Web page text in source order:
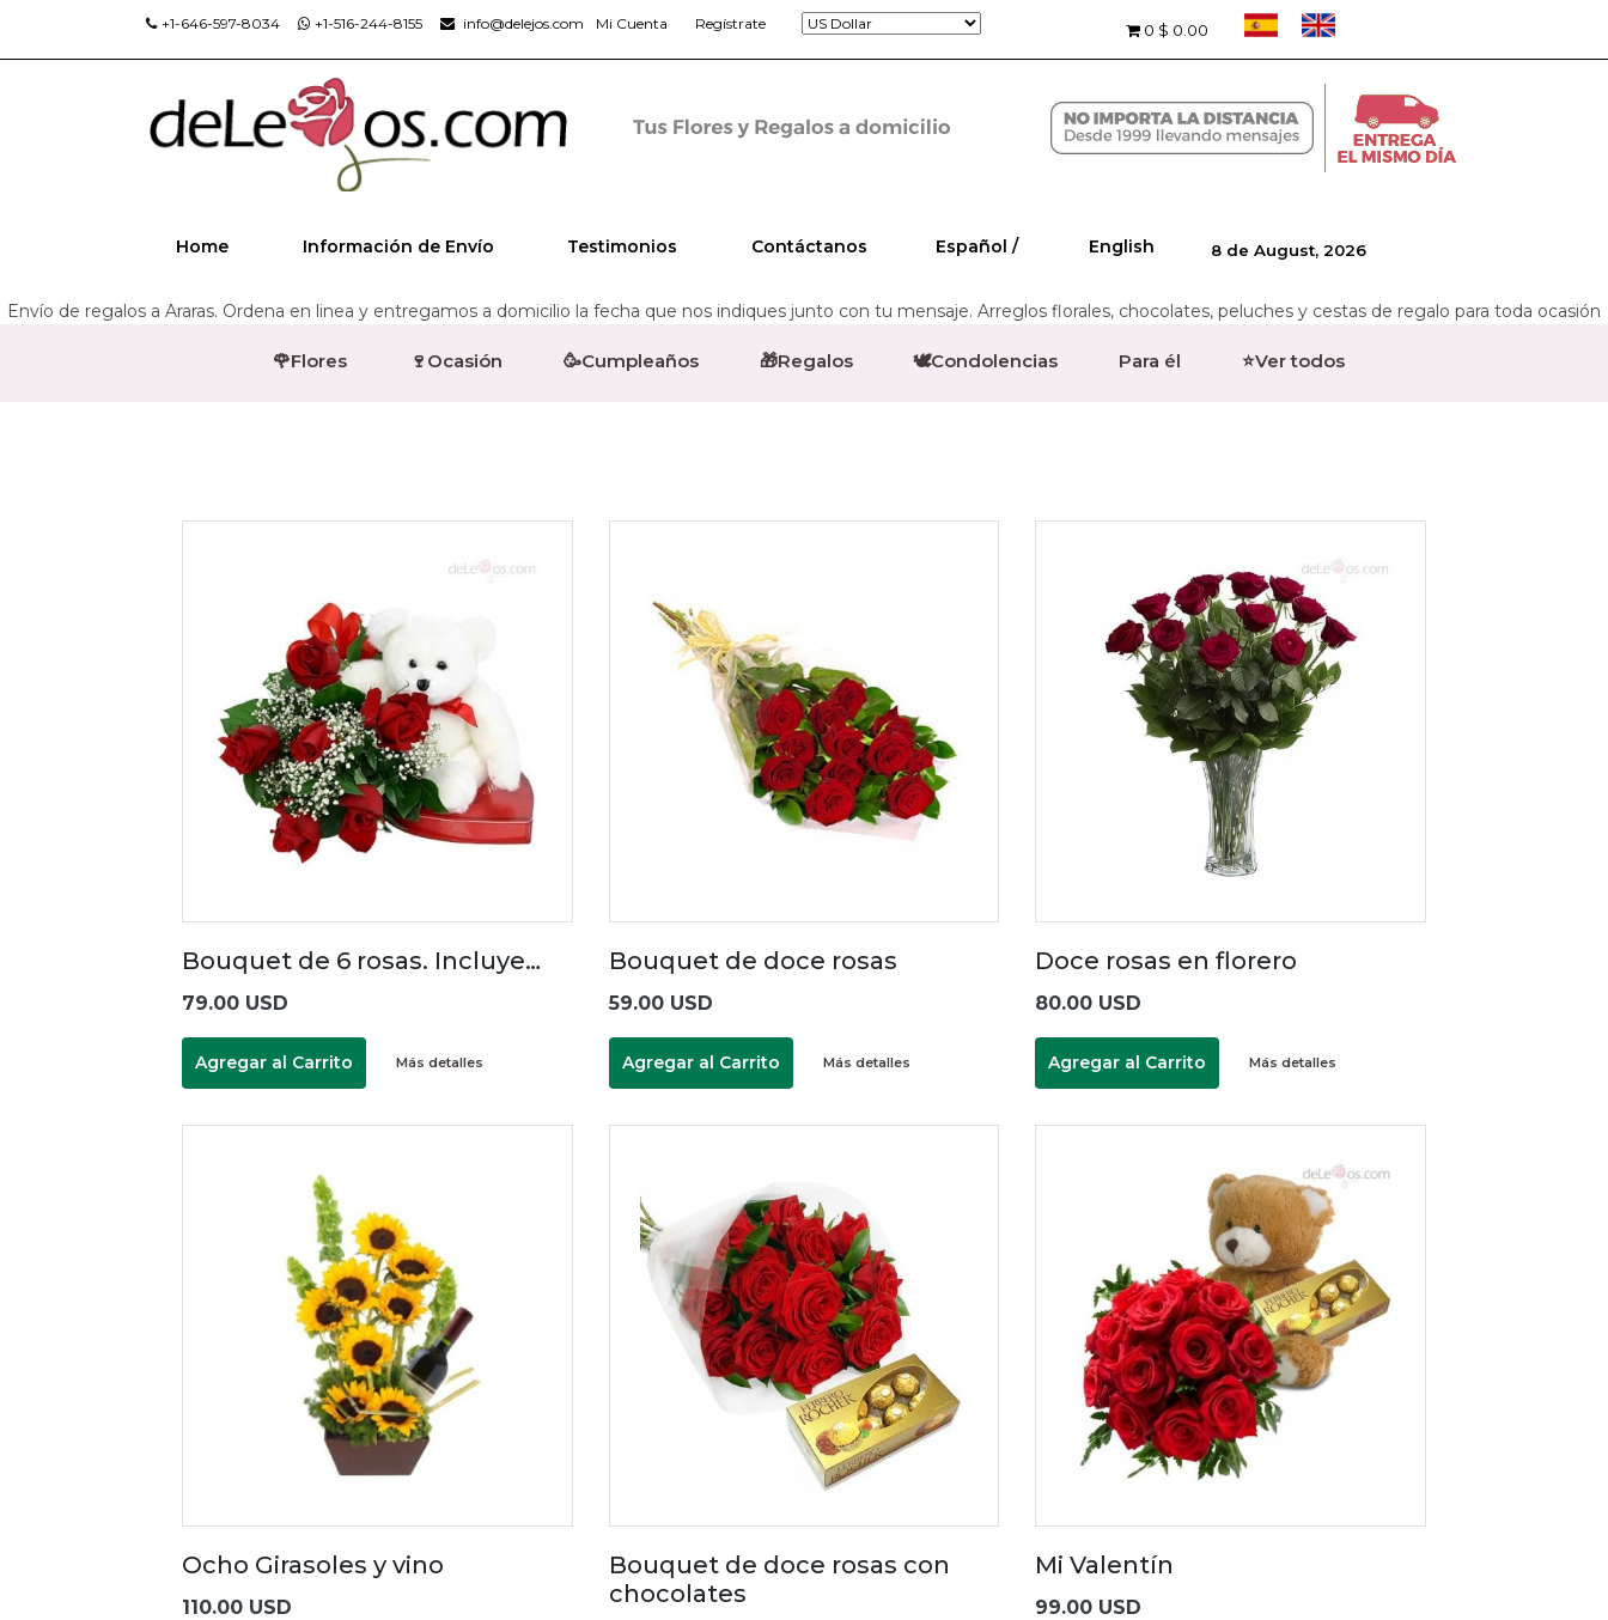
+1-646-597-8034 +1-516-244-8155 info@delejos.com Mi Cuenta Regístrate 0 $ 0.00
Home Información de Envío Testimonios Contáctanos Español / English 8 de August, 2026
Envío de regalos a Araras. Ordena en linea y entregamos a domicilio la fecha que nos indiques junto con tu mensaje. Arreglos florales, chocolates, peluches y cestas de regalo para toda ocasión
🌹Flores 🍷Ocasión 🥳Cumpleaños 🎁Regalos 🕊️Condolencias Para él ⭐Ver todos
Bouquet de 6 rosas. Incluye…
79.00 USD
Agregar al Carrito Más detalles
Bouquet de doce rosas
59.00 USD
Agregar al Carrito Más detalles
Doce rosas en florero
80.00 USD
Agregar al Carrito Más detalles
Ocho Girasoles y vino
110.00 USD
Bouquet de doce rosas con
chocolates
Mi Valentín
99.00 USD